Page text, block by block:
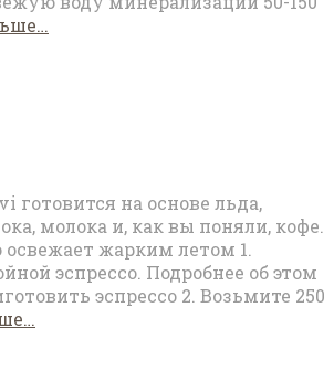
готовится на основе льда,
молока и, как вы поняли, кофе.
жарким летом 1.
эспрессо. Подробнее об этом
эспрессо 2. Возьмите 250